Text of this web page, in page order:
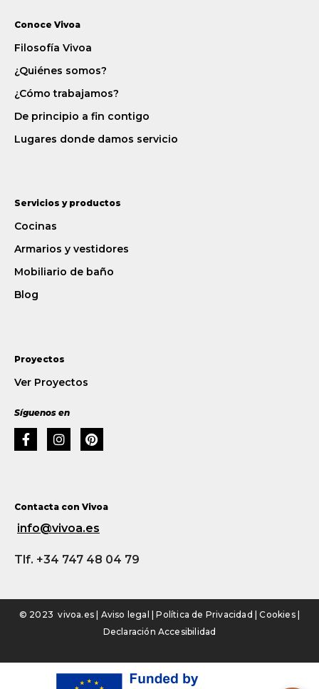
Conoce Vivoa
Filosofía Vivoa
¿Quiénes somos?
¿Cómo trabajamos?
De principio a fin contigo
Lugares donde damos servicio
Servicios y productos
Cocinas
Armarios y vestidores
Mobiliario de baño
Blog
Proyectos
Ver Proyectos
Síguenos en
Contacta con Vivoa
info@vivoa.es
Tlf. +34 747 48 04 79
© 2023 vivoa.es | Aviso legal |Política de Privacidad |Cookies|
Declaración Accesibilidad